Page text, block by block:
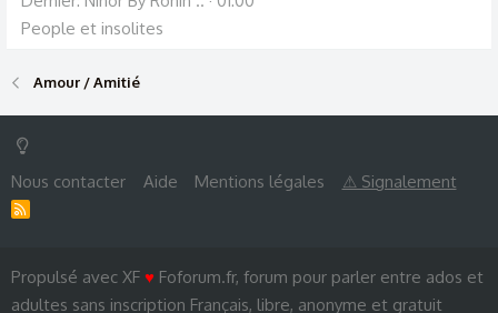
People et insolites
Amour / Amitié
Nous contacter Aide Mentions légales ⚠ Signalement
Propulsé avec XF ♥ Foforum.fr, forum pour parler entre ados et
adultes sans inscription Français, libre, anonyme et gratuit